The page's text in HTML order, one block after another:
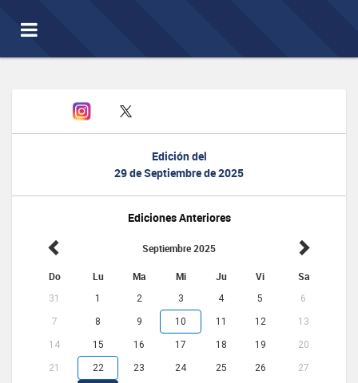
Toggle
navigation
Edición del
29 de Septiembre de 2025
Ediciones Anteriores
Septiembre 2025
Do Lu Ma Mi Ju Vi Sa
31 1 2 3 4 5 6
7 8 9 10 11 12 13
14 15 16 17 18 19 20
21 22 23 24 25 26 27